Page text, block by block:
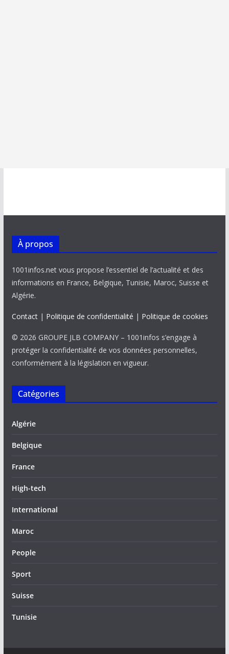
À propos
1001infos.net vous propose l’essentiel de l’actualité et des
informations en France, Belgique, Tunisie, Maroc, Suisse et
Algérie.
Contact| Politique de confidentialité | Politique de cookies
© 2026 GROUPE JLB COMPANY – 1001infos s’engage à
protéger la confidentialité de vos données personnelles,
conformément à la législation en vigueur.
Catégories
Algérie
Belgique
France
High-tech
International
Maroc
People
Sport
Suisse
Tunisie